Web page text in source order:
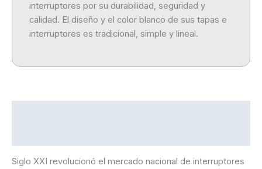
interruptores por su durabilidad, seguridad y
calidad. El diseño y el color blanco de sus tapas e
interruptores es tradicional, simple y lineal.
Siglo XXI revolucionó el mercado nacional de interruptores